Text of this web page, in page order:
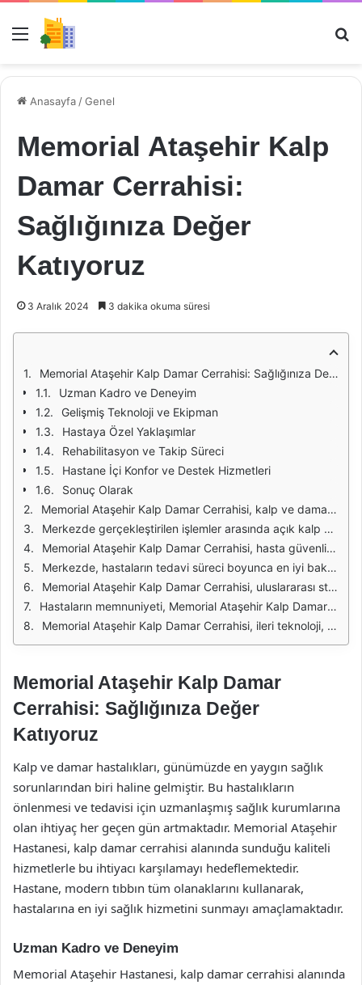
Menü
Anasayfa /Genel
Memorial Ataşehir Kalp
Damar Cerrahisi:
Sağlığınıza Değer
Katıyoruz
3 Aralık 2024 3 dakika okuma süresi
Memorial Ataşehir Kalp Damar Cerrahisi: Sağlığınıza Değer Katıyoruz
Uzman Kadro ve Deneyim
Gelişmiş Teknoloji ve Ekipman
Hastaya Özel Yaklaşımlar
Rehabilitasyon ve Takip Süreci
Hastane İçi Konfor ve Destek Hizmetleri
Sonuç Olarak
Memorial Ataşehir Kalp Damar Cerrahisi, kalp ve damar hastalıklarıyla ilgili en son teknolojiler ve yöntemlerle donatılmış bir merkezdir. Uzman hekim kadrosu, her hasta için bireysel bir yaklaşım benimseyerek, sağlık sorunlarını en etkili şekilde çözmeyi hedeflemektedir. Kalp cerrahisi alanında öncü olan bu merkez, hastalarına yüksek kalitede sağlık hizmeti sunmaktadır.
Merkezde gerçekleştirilen işlemler arasında açık kalp cerrahisi, damar bypass ameliyatları, kapak cerrahisi ve anjiyoplasti gibi çeşitli müdahale türleri yer almaktadır. Her bir işlem, hastanın genel sağlık durumu, yaş, hastalığın evresi gibi faktörler göz önünde bulundurularak planlanmaktadır. Modern tıbbi ekipmanlar ve tekniklerle, başarılı sonuçlar elde edilmektedir.
Memorial Ataşehir Kalp Damar Cerrahisi, hasta güvenliğini her zaman ön planda tutmaktadır. Ameliyat öncesi ve sonrası süreçlerde, hastaların ihtiyaçlarına yönelik detaylı bilgilendirme yapılmakta ve psikolojik destek sağlanmaktadır. Bu yaklaşım, hastaların tedavi sürecine daha olumlu bir şekilde katılım göstermelerini sağlamaktadır.
Merkezde, hastaların tedavi süreci boyunca en iyi bakımın sağlanması için multidisipliner bir yaklaşım benimsenmektedir. Kardiyologlar, cerrahlar, hemşireler ve diğer sağlık profesyonelleri bir araya gelerek, hastaların sağlık durumlarını sürekli olarak izlemekte ve gerekli tedavi planlarını güncellemektedir. Bu sayede, tedavi sürecinin her aşamasında en yüksek standartların korunması sağlanmaktadır.
Memorial Ataşehir Kalp Damar Cerrahisi, uluslararası standartlarda hizmet sunma hedefiyle, sürekli olarak kendini geliştirmekte ve yenilikleri takip etmektedir. Eğitimli kadrosu ve yüksek teknolojik altyapısı sayesinde, hastalarına en iyi sonuçları sunmak için çaba göstermektedir. Ayrıca, merkezde gerçekleştirilen bilimsel araştırmalar, kalp ve damar cerrahisi alanındaki gelişmelere katkıda bulunmaktadır.
Hastaların memnuniyeti, Memorial Ataşehir Kalp Damar Cerrahisi'nin önceliklerinden biridir. Sağlık hizmetlerinin kalitesinin yanı sıra, hastaların duygusal ve psikolojik ihtiyaçlarına da önem verilmektedir. Tedavi sürecinde sağlanan destek ve ilgi, hastaların kendilerini güvende hissetmelerine yardımcı olmaktadır.
Memorial Ataşehir Kalp Damar Cerrahisi, ileri teknoloji, uzman kadro ve hasta odaklı hizmet anlayışıyla, kalp ve damar sağlığınıza değer katmaktadır. Sağlıklı bir yaşam sürdürmek için gerekli olan tüm hizmetler, bu merkezde titizlikle sunulmaktadır. Hastalar, güvenilir bir sağlık hizmeti almanın rahatlığını yaşayarak, sağlıklarına kavuşmaktadır.
Memorial Ataşehir Kalp Damar
Cerrahisi: Sağlığınıza Değer
Katıyoruz
Kalp ve damar hastalıkları, günümüzde en yaygın sağlık
sorunlarından biri haline gelmiştir. Bu hastalıkların
önlenmesi ve tedavisi için uzmanlaşmış sağlık kurumlarına
olan ihtiyaç her geçen gün artmaktadır. Memorial Ataşehir
Hastanesi, kalp damar cerrahisi alanında sunduğu kaliteli
hizmetlerle bu ihtiyacı karşılamayı hedeflemektedir.
Hastane, modern tıbbın tüm olanaklarını kullanarak,
hastalarına en iyi sağlık hizmetini sunmayı amaçlamaktadır.
Uzman Kadro ve Deneyim
Memorial Ataşehir Hastanesi, kalp damar cerrahisi alanında